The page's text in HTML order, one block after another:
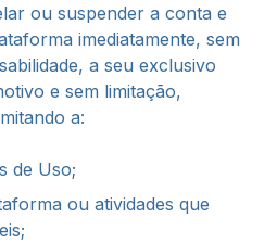
ou suspender a conta e
imediatamente, sem
a seu exclusivo
e sem limitação,
a:
de Uso;
ou atividades que